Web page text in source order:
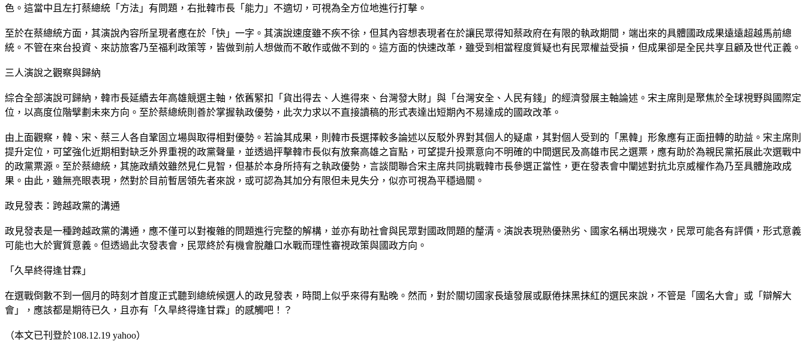
色。這當中且左打蔡總統「方法」有問題，右批韓市長「能力」不適切，可視為全方位地進行打擊。
至於在蔡總統方面，其演說內容所呈現者應在於「快」一字。其演說速度雖不疾不徐，但其內容想表現者在於讓民眾得知蔡政府在有限的執政期間，端出來的具體國政成果遠遠超越馬前總
統。不管在來台投資、來訪旅客乃至福利政策等，皆做到前人想做而不敢作或做不到的。這方面的快速改革，雖受到相當程度質疑也有民眾權益受損，但成果卻是全民共享且顧及世代正義。
三人演說之觀察與歸納
綜合全部演說可歸納，韓市長延續去年高雄競選主軸，依舊緊扣「貨出得去、人進得來、台灣發大財」與「台灣安全、人民有錢」的經濟發展主軸論述。宋主席則是聚焦於全球視野與國際定
位，以高度位階擘劃未來方向。至於蔡總統則善於掌握執政優勢，此次力求以不直接讀稿的形式表達出短期內不易達成的國政改革。
由上面觀察，韓、宋、蔡三人各自鞏固立場與取得相對優勢。若論其成果，則韓市長選擇較多論述以反駁外界對其個人的疑慮，其對個人受到的「黑韓」形象應有正面扭轉的助益。宋主席則
提升定位，可望強化近期相對缺乏外界重視的政黨聲量，並透過抨擊韓市長似有放棄高雄之盲點，可望提升投票意向不明確的中間選民及高雄市民之選票，應有助於為親民黨拓展此次選戰中
的政黨票源。至於蔡總統，其施政績效雖然見仁見智，但基於本身所持有之執政優勢，言談間聯合宋主席共同挑戰韓市長參選正當性，更在發表會中闡述對抗北京威權作為乃至具體施政成
果。由此，雖無亮眼表現，然對於目前暫居領先者來說，或可認為其加分有限但未見失分，似亦可視為平穩過關。
政見發表：跨越政黨的溝通
政見發表是一種跨越政黨的溝通，應不僅可以對複雜的問題進行完整的解構，並亦有助社會與民眾對國政問題的釐清。演說表現熟優熟劣、國家名稱出現幾次，民眾可能各有評價，形式意義
可能也大於實質意義。但透過此次發表會，民眾終於有機會脫離口水戰而理性審視政策與國政方向。
「久旱終得逢甘霖」
在選戰倒數不到一個月的時刻才首度正式聽到總統候選人的政見發表，時間上似乎來得有點晚。然而，對於關切國家長遠發展或厭倦抹黑抹紅的選民來說，不管是「國名大會」或「辯解大
會」，應該都是期待已久，且亦有「久旱終得逢甘霖」的感觸吧！？
（本文已刊登於108.12.19 yahoo）